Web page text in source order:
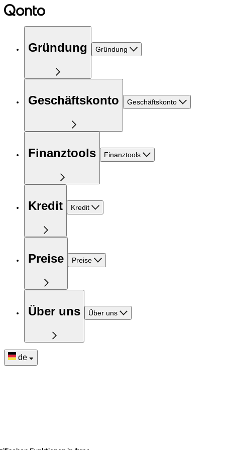
Gründung Gründung
Geschäftskonto Geschäftskonto
Finanztools Finanztools
Kredit Kredit
Preise Preise
Über uns Über uns
de